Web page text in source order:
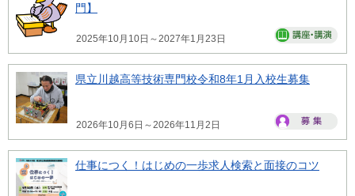
門】
2025年10月10日～2027年1月23日
県立川越高等技術専門校令和8年1月入校生募集
2026年10月6日～2026年11月2日
仕事につく！はじめの一歩求人検索と面接のコツ